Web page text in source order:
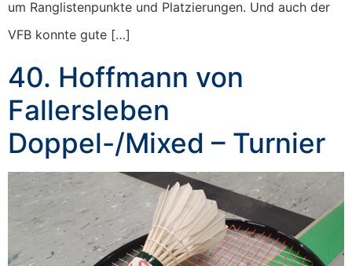
um Ranglistenpunkte und Platzierungen. Und auch der
VFB konnte gute […]
40. Hoffmann von
Fallersleben
Doppel-/Mixed – Turnier